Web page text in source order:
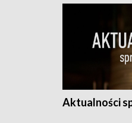
Aktualności